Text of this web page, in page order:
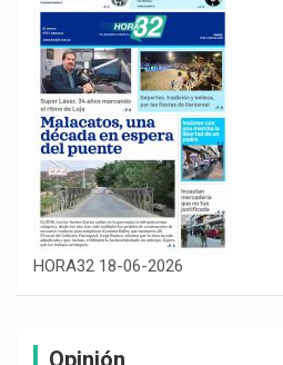
HORA32 18-06-2026
Opinión